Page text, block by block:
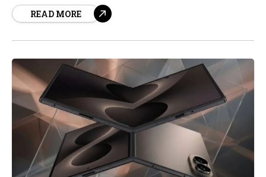
asequible y características de gama alta. Con un precio
READ MORE